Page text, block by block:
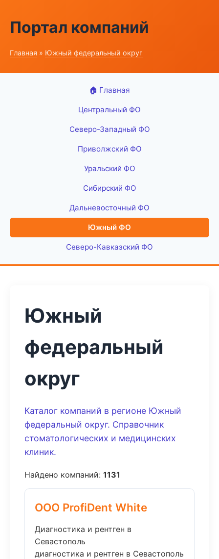
Портал компаний
Главная » Южный федеральный округ
🏠 Главная
Центральный ФО
Северо-Западный ФО
Приволжский ФО
Уральский ФО
Сибирский ФО
Дальневосточный ФО
Южный ФО
Северо-Кавказский ФО
Южный
федеральный
округ
Каталог компаний в регионе Южный
федеральный округ. Справочник
стоматологических и медицинских
клиник.
Найдено компаний: 1131
ООО ProfiDent White
Диагностика и рентген в
Севастополь
диагностика и рентген в Севастополь